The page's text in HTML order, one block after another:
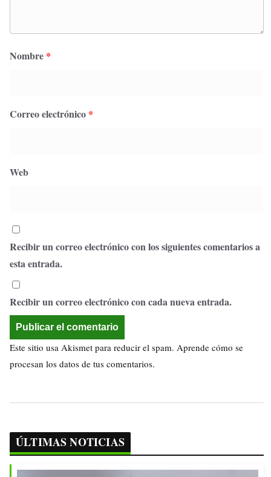
Nombre *
Correo electrónico *
Web
Recibir un correo electrónico con los siguientes comentarios a
esta entrada.
Recibir un correo electrónico con cada nueva entrada.
Este sitio usa Akismet para reducir el spam. Aprende cómo se
procesan los datos de tus comentarios.
ÚLTIMAS NOTICIAS